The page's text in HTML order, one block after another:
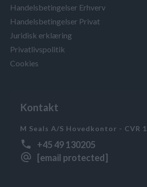
Handelsbetingelser Erhverv
Handelsbetingelser Privat
Juridisk erklæring
Privatlivspolitik
Cookies
Kontakt
M Seals A/S Hovedkontor - CVR
+45 49 130205
[email protected]